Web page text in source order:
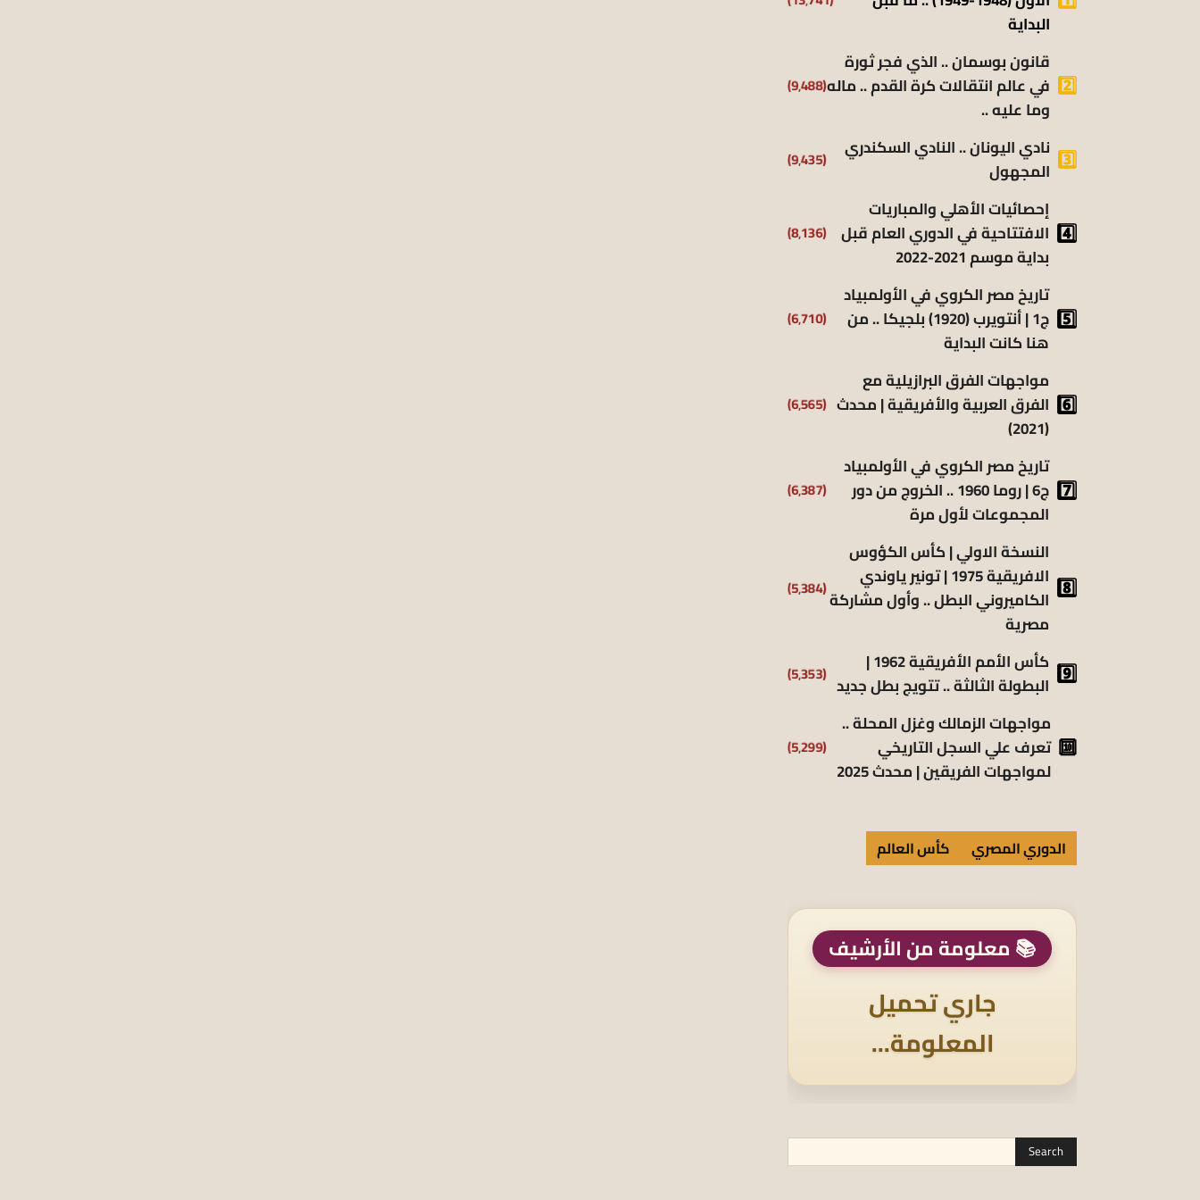
البداية
قانون بوسمان .. الذي فجر ثورة
في عالم انتقالات كرة القدم .. ماله
وما عليه ..
(9٬488)
نادي اليونان .. النادي السكندري
المجهول
(9٬435)
إحصائيات الأهلي والمباريات
الافتتاحية في الدوري العام قبل
بداية موسم 2021-2022
(8٬136)
تاريخ مصر الكروي في الأولمبياد
ج1 | أنتويرب (1920) بلجيكا .. من
هنا كانت البداية
(6٬710)
مواجهات الفرق البرازيلية مع
الفرق العربية والأفريقية | محدث
(2021)
(6٬565)
تاريخ مصر الكروي في الأولمبياد
ج6 | روما 1960 .. الخروج من دور
المجموعات لأول مرة
(6٬387)
النسخة الاولي | كأس الكؤوس
الافريقية 1975 | تونير ياوندي
الكاميروني البطل .. وأول مشاركة
مصرية
(5٬384)
كأس الأمم الأفريقية 1962 |
البطولة الثالثة .. تتويج بطل جديد (5٬353)
مواجهات الزمالك وغزل المحلة ..
تعرف علي السجل التاريخي
لمواجهات الفريقين | محدث 2025
(5٬299)
الدوري المصري كأس العالم
📚 معلومة من الأرشيف
جاري تحميل
المعلومة...